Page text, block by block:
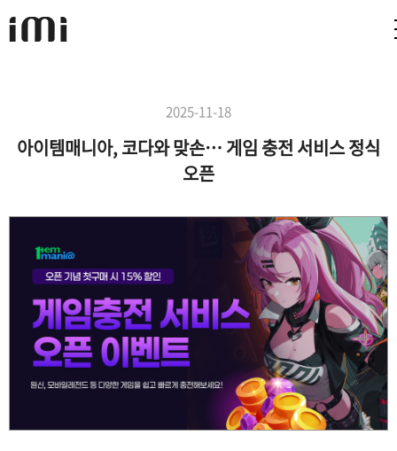
2025-11-18
아이템매니아, 코다와 맞손… 게임 충전 서비스 정식
오픈